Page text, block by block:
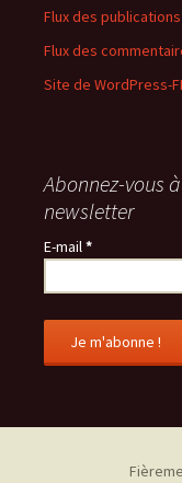
Flux des publications
Flux des
Site de WordPress-
Abonnez-vous
newsletter
E-mail*